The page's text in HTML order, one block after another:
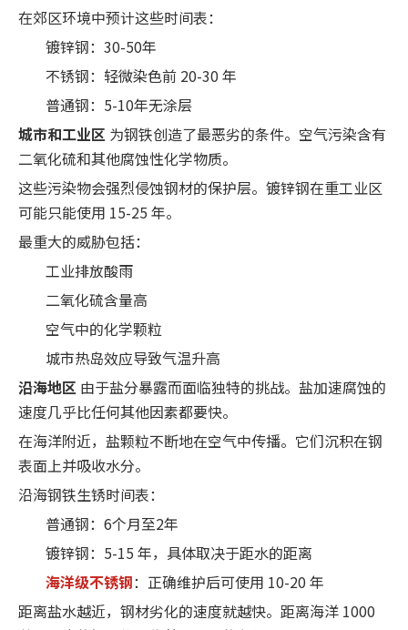
在郊区环境中预计这些时间表：
镀锌钢：30-50年
不锈钢：轻微染色前 20-30 年
普通钢：5-10年无涂层
城市和工业区 为钢铁创造了最恶劣的条件。空气污染含有
二氧化硫和其他腐蚀性化学物质。
这些污染物会强烈侵蚀钢材的保护层。镀锌钢在重工业区
可能只能使用 15-25 年。
最重大的威胁包括：
工业排放酸雨
二氧化硫含量高
空气中的化学颗粒
城市热岛效应导致气温升高
沿海地区 由于盐分暴露而面临独特的挑战。盐加速腐蚀的
速度几乎比任何其他因素都要快。
在海洋附近，盐颗粒不断地在空气中传播。它们沉积在钢
表面上并吸收水分。
沿海钢铁生锈时间表：
普通钢：6个月至2年
镀锌钢：5-15 年，具体取决于距水的距离
海洋级不锈钢：正确维护后可使用 10-20 年
距离盐水越近，钢材劣化的速度就越快。距离海洋 1000